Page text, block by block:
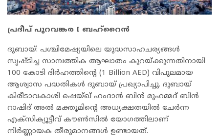
പ്രദീപ് പുറവങ്കര I ബഹ്റൈൻ
ദുബായ്: പശ്ചിമേഷ്യയിലെ യുദ്ധസാഹചര്യങ്ങൾ
സൃഷ്ടിച്ച സാമ്പത്തിക ആഘാതം കുറയ്ക്കുന്നതിനായി
100 കോടി ദിർഹത്തിന്റെ (1 Billion AED) വിപുലമായ
ആശ്വാസ പദ്ധതികൾ ദുബായ് പ്രഖ്യാപിച്ചു. ദുബായ്
കിരീടാവകാശി ഷെയ്ഖ് ഹംദാൻ ബിൻ മുഹമ്മദ് ബിൻ
റാഷിദ് അൽ മക്തൂമിന്റെ അധ്യക്ഷതയിൽ ചേർന്ന
എക്സിക്യൂട്ടീവ് കൗൺസിൽ യോഗത്തിലാണ്
നിർണ്ണായക തീരുമാനങ്ങൾ ഉണ്ടായത്.